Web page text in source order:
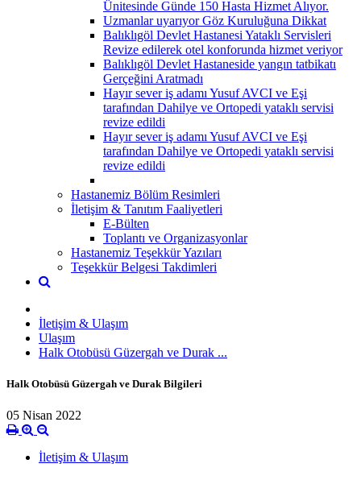
Ünitesinde Günde 150 Hasta Hizmet Alıyor.
Uzmanlar uyarıyor Göz Kuruluğuna Dikkat
Balıklıgöl Devlet Hastanesi Yataklı Servisleri
Revize edilerek otel konforunda hizmet veriyor
Balıklıgöl Devlet Hastaneside yangın tatbikatı
Gerçeğini Aratmadı
Hayır sever iş adamı Yusuf AVCI ve Eşi
tarafından Dahilye ve Ortopedi yataklı servisi
revize edildi
Hayır sever iş adamı Yusuf AVCI ve Eşi
tarafından Dahilye ve Ortopedi yataklı servisi
revize edildi
Hastanemiz Bölüm Resimleri
İletişim & Tanıtım Faaliyetleri
E-Bülten
Toplantı ve Organizasyonlar
Hastanemiz Teşekkür Yazıları
Teşekkür Belgesi Takdimleri
İletişim & Ulaşım
Ulaşım
Halk Otobüsü Güzergah ve Durak ...
Halk Otobüsü Güzergah ve Durak Bilgileri
05 Nisan 2022
İletişim & Ulaşım